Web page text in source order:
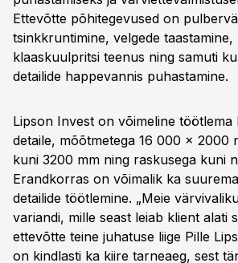
Ettevõtte põhitegevused on
tsinkkruntimine, velgede
klaaskuulpritsi teenus ning samuti
detailide happevannis puhastamine.
Lipson Invest on võimeline töötlema
detaile, mõõtmetega 16 000 × 2000
kuni 3200 mm ning raskusega kuni
Erandkorras on võimalik ka
detailide töötlemine. „Meie
variandi, mille seast leiab klient alati
ettevõtte teine juhatuse liige Pille
on kindlasti ka kiire tarneaeg, sest